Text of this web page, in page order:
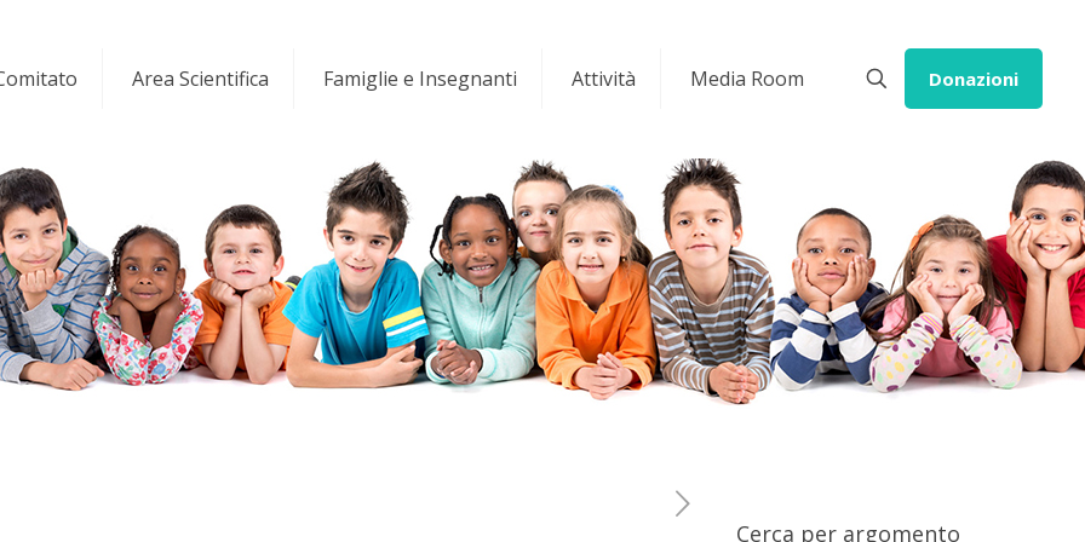
Area Scientifica Famiglie e Insegnanti Attività Media Room Donazioni
Cerca per argomento